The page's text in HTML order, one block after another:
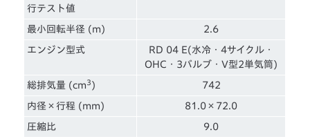
行テスト値
最小回転半径 (m) 2.6
エンジン型式
RD 04 E(水冷・4サイクル・
OHC・3バルブ・V型2単気筒)
総排気量 (cm 3 ) 742
内径×行程 (mm) 81.0×72.0
圧縮比 9.0